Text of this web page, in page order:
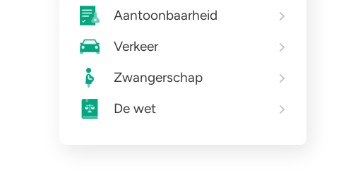
Aantoonbaarheid
Verkeer
Zwangerschap
De wet